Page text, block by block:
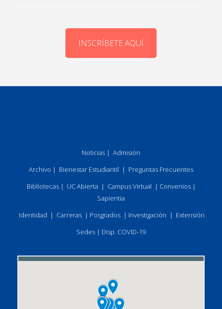
INSCRÍBETE AQUÍ
Noticias | Admisión
Archivo | Bienestar Estudiantil | Preguntas Frecuentes
Bibliotecas| UC Abierta | Campus Virtual | Convenios|
Sapientia
Identidad | Carreras | Posgrados | Investigación | Extensión
Sedes | Disp. COVID-19